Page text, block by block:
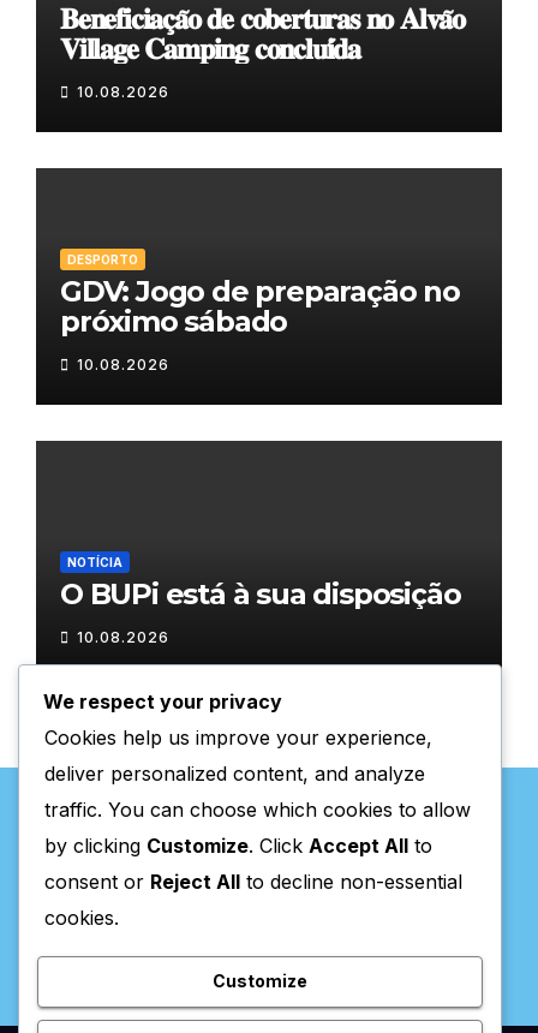
𝐁𝐞𝐧𝐞𝐟𝐢𝐜𝐢𝐚𝐜̧𝐚̃𝐨 𝐝𝐞 𝐜𝐨𝐛𝐞𝐫𝐭𝐮𝐫𝐚𝐬 𝐧𝐨 𝐀𝐥𝐯𝐚̃𝐨
𝐕𝐢𝐥𝐥𝐚𝐠𝐞 𝐂𝐚𝐦𝐩𝐢𝐧𝐠 𝐜𝐨𝐧𝐜𝐥𝐮𝐢́𝐝𝐚
10.08.2026
DESPORTO
GDV: Jogo de preparação no
próximo sábado
10.08.2026
NOTÍCIA
O BUPi está à sua disposição
10.08.2026
Valpaços Online
We respect your privacy
Cookies help us improve your experience,
deliver personalized content, and analyze
traffic. You can choose which cookies to allow
by clicking Customize. Click Accept All to
consent or Reject All to decline non-essential
cookies.
Customize